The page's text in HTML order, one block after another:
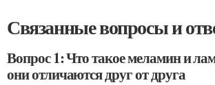
Связанные вопросы и
Вопрос 1: Что такое меламин и
они отличаются друг от друга